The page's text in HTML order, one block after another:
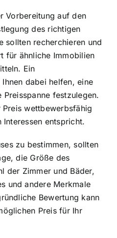
Vorbereitung auf den
des richtigen
sollten recherchieren und
für ähnliche Immobilien
Ein
dabei helfen, eine
festzulegen.
wettbewerbsfähig
entspricht.
zu bestimmen, sollten
die Größe des
der Zimmer und Bäder,
und andere Merkmale
Bewertung kann
Preis für Ihr